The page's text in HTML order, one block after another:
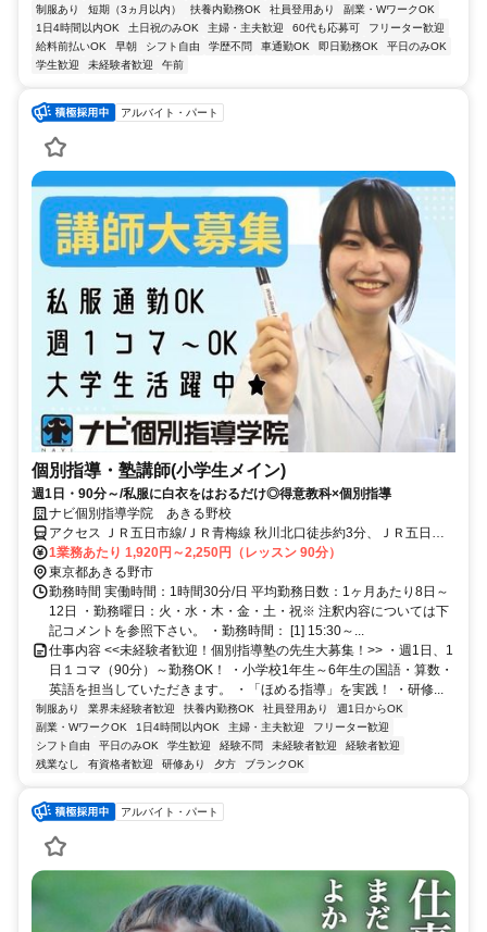
制服あり 短期（3ヵ月以内） 扶養内勤務OK 社員登用あり
副業・WワークOK
1日4時間以内OK
土日祝のみOK 主婦・主夫歓迎 60代も応募可
フリーター歓迎
給料前払いOK
早朝 シフト自由 学歴不問 車通勤OK 即日勤務OK
平日のみOK
学生歓迎
未経験者歓迎 午前
アルバイト・パート
個別指導・塾講師(小学生メイン)
週1日・90分～/私服に白衣をはおるだけ◎得意教科×個別指導
ナビ個別指導学院 あきる野校
アクセス ＪＲ五日市線/ＪＲ青梅線 秋川北口徒歩約3分、ＪＲ五日市
線 武蔵引田徒歩約23分、ＪＲ五日市線/ＪＲ青梅線 東秋留徒歩約31分
秋川駅より徒歩3分
1業務あたり 1,920円～2,250円（レッスン 90分）
東京都あきる野市
勤務時間 実働時間：1時間30分/日 平均勤務日数：1ヶ月あたり8日～
12日 ・勤務曜日：火・水・木・金・土・祝※ 注釈内容については下
記コメントを参照下さい。 ・勤務時間： [1] 15:30～...
仕事内容 <<未経験者歓迎！個別指導塾の先生大募集！>> ・週1日、1
日１コマ（90分）～勤務OK！ ・小学校1年生～6年生の国語・算数・
英語を担当していただきます。 ・「ほめる指導」を実践！ ・研修...
制服あり 業界未経験者歓迎 扶養内勤務OK 社員登用あり
週1日からOK
副業・WワークOK
1日4時間以内OK 主婦・主夫歓迎
フリーター歓迎
シフト自由
平日のみOK 学生歓迎 経験不問 未経験者歓迎
経験者歓迎
残業なし
有資格者歓迎 研修あり 夕方 ブランクOK
アルバイト・パート